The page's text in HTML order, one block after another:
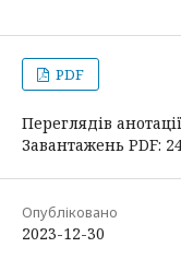
PDF
Переглядів
Завантажень PDF:
Опубліковано
2023-12-30